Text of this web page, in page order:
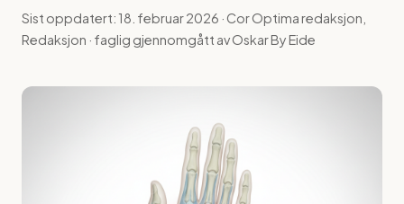
Sist oppdatert:18. februar 2026 · Cor Optima redaksjon,
Redaksjon · faglig gjennomgått av Oskar By Eide